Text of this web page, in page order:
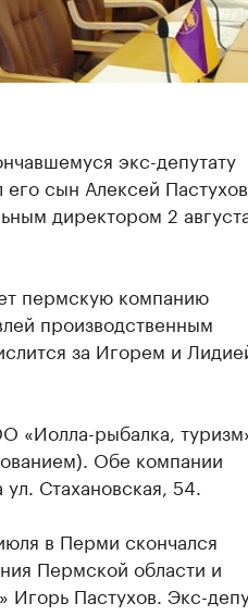
экс-депутату
сын Алексей Пастухов.
директором 2
пермскую компанию
производственным
за Игорем и
«Иолла-рыбалка,
Обе компании
Стахановская, 54.
в Перми скончался
Пермской области и
Пастухов. Экс-